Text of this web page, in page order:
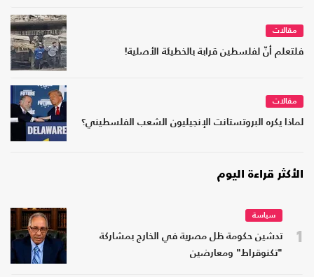
مقالات
فلتعلم أنّ لفلسطين قرابة بالخطيئة الأصلية!
مقالات
لماذا يكره البروتستانت الإنجيليون الشعب الفلسطيني؟
الأكثر قراءة اليوم
1
سياسة
تدشين حكومة ظل مصرية في الخارج بمشاركة
"تكنوقراط" ومعارضين